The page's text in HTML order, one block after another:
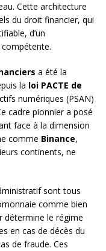
Cette architecture
du droit financier, qui
d’un
a été la
la loi PACTE de
numériques (PSAN)
cadre pionnier a posé
face à la dimension
comme Binance,
continents, ne
sont tous
comme bien
détermine le régime
en cas de décès du
de fraude. Ces